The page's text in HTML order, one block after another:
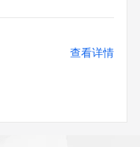
查看详情